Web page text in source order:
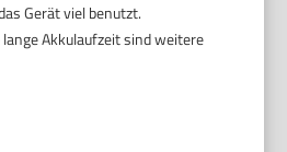
Gerät viel benutzt.
Akkulaufzeit sind weitere